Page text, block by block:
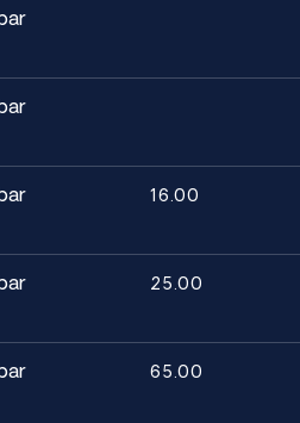
ERTi-23
och är specialister på nickel- och
16.00
25.00
65.00